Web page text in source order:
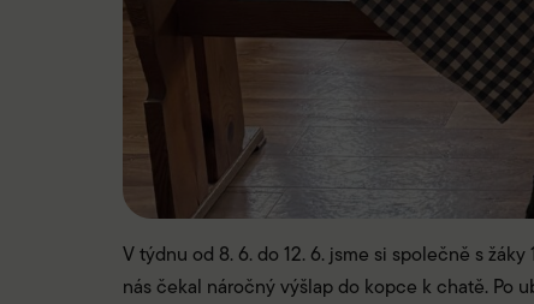
V týdnu od 8. 6. do 12. 6. jsme si společně s
nás čekal náročný výšlap do kopce k chatě. Po